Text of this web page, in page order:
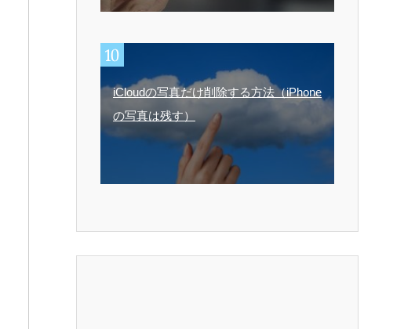
iCloudの写真だけ削除する方法（iPhone
の写真は残す）